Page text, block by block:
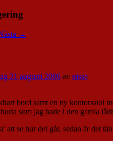
→
21 augusti 2006 av nisse
bord samt en ny kontorsstol
som jag hade i den gamla
att se hur det går, sedan är det